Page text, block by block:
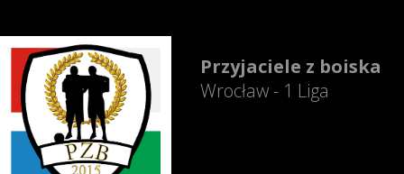
Przyjaciele z boiska
Wrocław - 1 Liga